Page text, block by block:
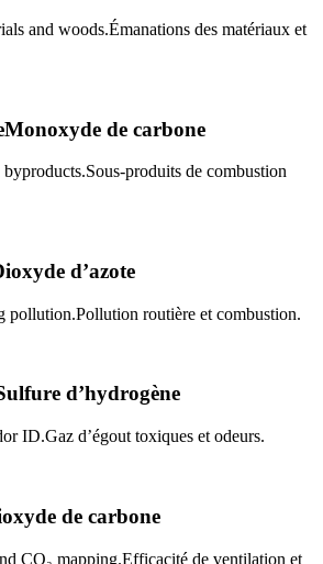
and woods.Émanations des matériaux et
Monoxyde de carbone
Sous-produits de combustion
d’azote
pollution.Pollution routière et combustion.
d’hydrogène
ID.Gaz d’égout toxiques et odeurs.
de carbone
CO₂ mapping.Efficacité de ventilation et